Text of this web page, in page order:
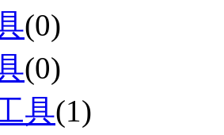
(0)
(0)
具(1)